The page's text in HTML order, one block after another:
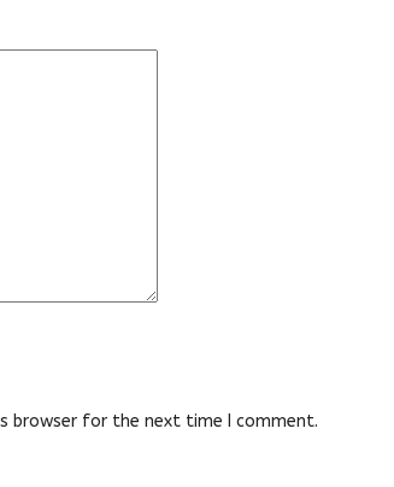
browser for the next time I comment.